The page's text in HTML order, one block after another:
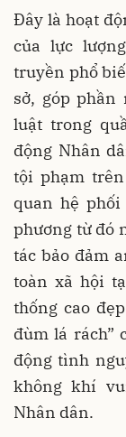
Đây là hoạt
của lực
truyền phổ
sở, góp phần
luật trong
động Nhân
tội phạm
quan hệ
phương từ đó
tác bảo đảm
toàn xã hội
thống cao
đùm lá rách”
động tình
không khí
Nhân dân.